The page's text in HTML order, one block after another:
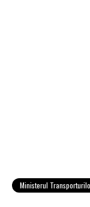
Ministerul